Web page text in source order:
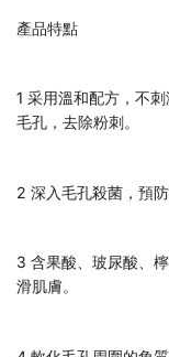
產品特點
1 采用溫和配方，不
毛孔，去除粉刺。
2 深入毛孔殺菌，預
3 含果酸、玻尿酸、
滑肌膚。